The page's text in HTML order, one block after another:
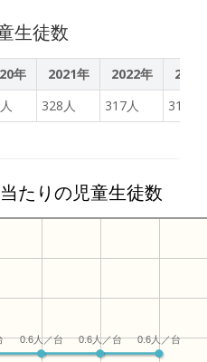
得。児童は個人用タブレッ
写真を撮り、学級用端末か
ら投稿する。
生徒数
年 2021年 2022年
2023
328人 317人 311人
たりの児童生徒数
0.6人／台
0.6人／台
0.6人／台